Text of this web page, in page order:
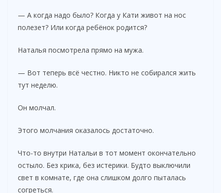
— А когда надо было? Когда у Кати живот на нос
полезет? Или когда ребёнок родится?
Наталья посмотрела прямо на мужа.
— Вот теперь всё честно. Никто не собирался жить
тут неделю.
Он молчал.
Этого молчания оказалось достаточно.
Что-то внутри Натальи в тот момент окончательно
остыло. Без крика, без истерики. Будто выключили
свет в комнате, где она слишком долго пыталась
согреться.